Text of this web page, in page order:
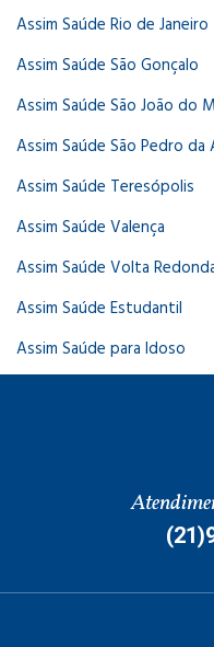
Assim Saúde Rio de Janeiro
Assim Saúde São Gonçalo
Assim Saúde São João do
Assim Saúde São Pedro da
Assim Saúde Teresópolis
Assim Saúde Valença
Assim Saúde Volta
Assim Saúde Estudantil
Assim Saúde para Idoso